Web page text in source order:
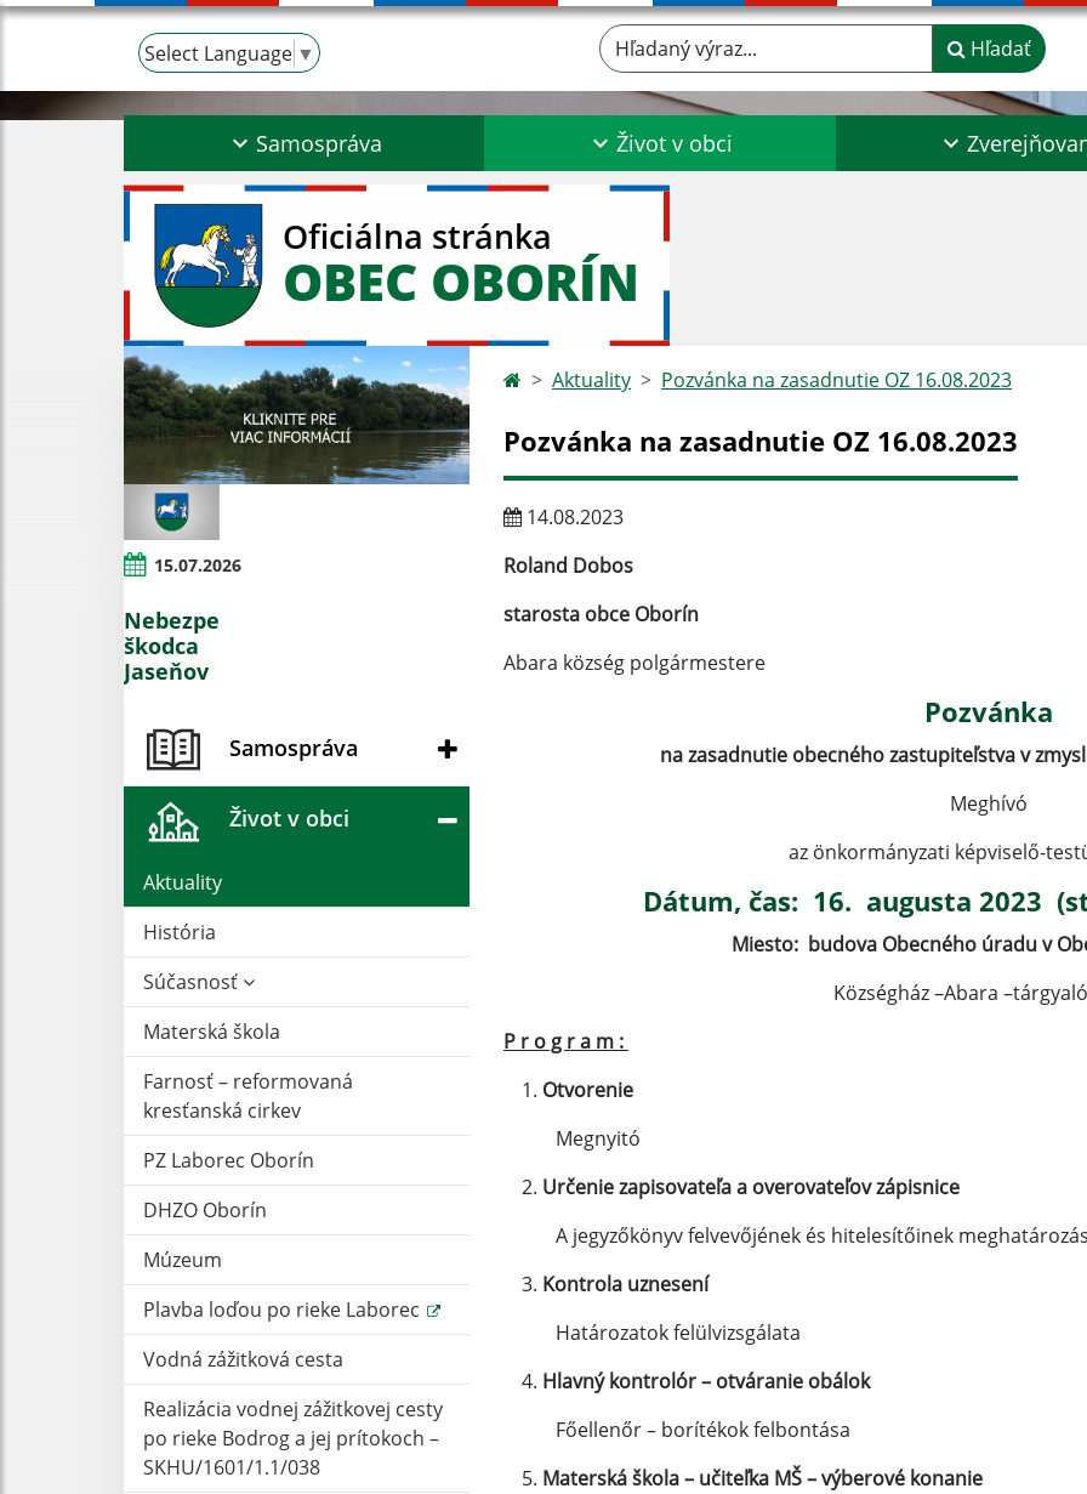
Select Language ▼
Hľadaný výraz... Hľadať
Samospráva Život v obci
Oficiálna stránka
OBEC OBORÍN
15.07.2026
Nebezpečný
škodca
Jaseňov
Samospráva
Život v obci
Aktuality
História
Súčasnosť
Materská škola
Farnosť – reformovaná
kresťanská cirkev
PZ Laborec Oborín
DHZO Oborín
Múzeum
Plavba loďou po rieke Laborec
Vodná zážitková cesta
Realizácia vodnej zážitkovej cesty
po rieke Bodrog a jej prítokoch –
SKHU/1601/1.1/038
Aktuality Pozvánka na zasadnutie OZ 16.08.2023
Pozvánka na zasadnutie OZ 16.08.2023
14.08.2023
Roland Dobos
starosta obce Oborín
Abara község polgármestere
Pozvánka
na zasadnutie obecného zastupiteľstva v
Meghívó
az önkormányzati képviselő-
Dátum, čas: 16. augusta 2023
Miesto: budova Obecného úradu v
Községház –Abara
P r o g r a m :
Otvorenie
Megnyitó
Určenie zapisovateľa a overovateľov zápisnice
A jegyzőkönyv felvevőjének és hitelesítőinek
Kontrola uznesení
Határozatok felülvizsgálata
Hlavný kontrolór – otváranie obálok
Főellenőr – borítékok felbontása
Materská škola – učiteľka MŠ – výberové konanie